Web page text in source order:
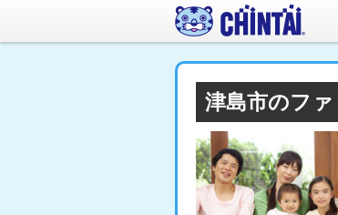
津島市のフ